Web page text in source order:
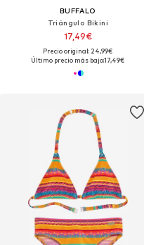
BUFFALO
Triángulo Bikini
17,49€
Precio original: 24,99€
Último precio más bajo:17,49€